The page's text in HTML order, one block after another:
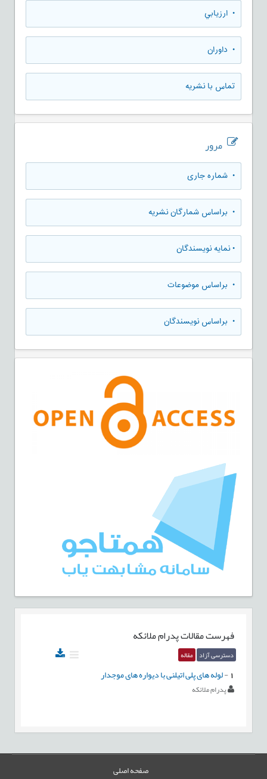
• ارزيابي
• داوران
تماس با نشریه
مرور
• شماره جاری
• براساس شمارگان نشریه
•نمایه نویسندگان
• براساس موضوعات
• براساس نویسندگان
فهرست مقالاتپدرام ملائکه
دسترسی آزاد مقاله
-لوله های پلی اتیلنی با دیواره های موجدار
پدرام ملائکه
صفحه اصلی